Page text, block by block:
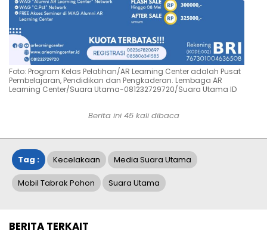
Foto: Program Kelas Pelatihan/AR Learning Center adalah Pusat
Pembelajaran, Pendidikan dan Pengkaderan. Lembaga AR
Learning Center/Suara Utama-081232729720/Suara Utama ID
Berita ini 45kali dibaca
Tag : Kecelakaan Media Suara Utama
Mobil Tabrak Pohon Suara Utama
BERITA TERKAIT